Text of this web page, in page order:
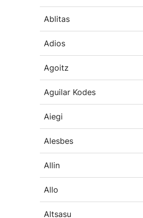
Ablitas
Adios
Agoitz
Aguilar Kodes
Aiegi
Alesbes
Allin
Allo
Altsasu